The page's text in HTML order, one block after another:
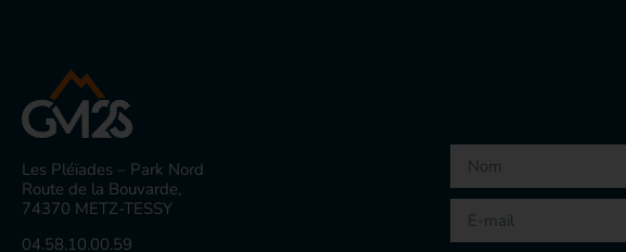
Les Pléïades – Park Nord
Route de la Bouvarde,
74370 METZ-TESSY
04.58.10.00.59